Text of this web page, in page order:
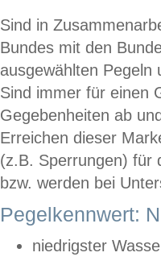
Sind in
Bundes mit den
ausgewählten
Sind immer für einen
Gegebenheiten ab
Erreichen dieser
(z.B. Sperrungen) für
bzw. werden bei
Pegelkennwert:
niedrigster